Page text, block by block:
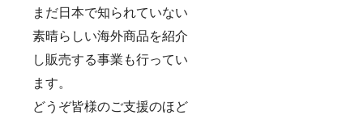
まだ日本で知られていない
素晴らしい海外商品を紹介
し販売する事業も行ってい
ます。
どうぞ皆様のご支援のほど